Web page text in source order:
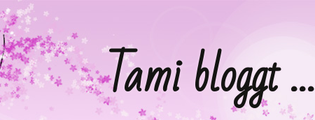
Tami bloggt …